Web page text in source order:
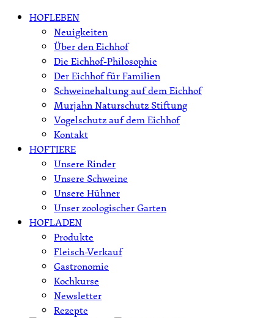
Skip HOFLEBEN
Neuigkeiten
Über den Eichhof
Die Eichhof-Philosophie
Der Eichhof für Familien
Schweinehaltung auf dem Eichhof
Murjahn Naturschutz Stiftung
Vogelschutz auf dem Eichhof
Kontakt
HOFTIERE
Unsere Rinder
Unsere Schweine
Unsere Hühner
Unser zoologischer Garten
HOFLADEN
Produkte
Fleisch-Verkauf
Gastronomie
Kochkurse
Newsletter
Rezepte